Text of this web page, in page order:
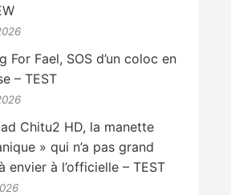
For Fael, SOS d’un coloc en
– TEST
Chitu2 HD, la manette
» qui n’a pas grand
envier à l’officielle – TEST